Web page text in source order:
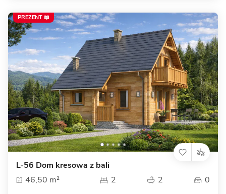
L-56 Dom kresowa z bali
46,50 m²
2 2 0
PREZENT 📖